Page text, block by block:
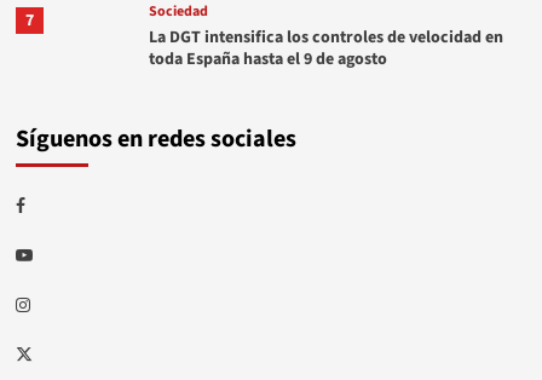
7 Sociedad
La DGT intensifica los controles de velocidad en
toda España hasta el 9 de agosto
Síguenos en redes sociales
Facebook
Youtube
Instagram
Twitter